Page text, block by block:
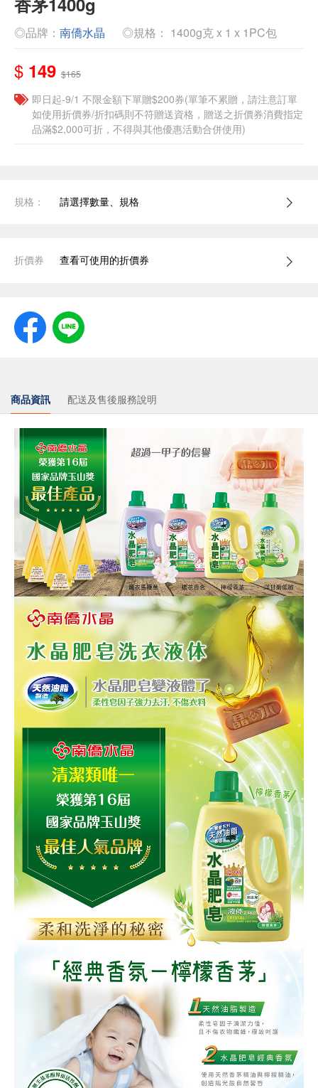
◎品牌： 南僑水晶 ◎規格： 1400g克 x 1 x 1PC包
$ 149 $165
即日起-9/1 不限金額下單贈$200券(單筆不累贈，請注意訂單
如使用折價券/折扣碼則不符贈送資格，贈送之折價券消費指定
品滿$2,000可折，不得與其他優惠活動合併使用)
規格： 請選擇數量、規格
折價券 查看可使用的折價券
商品資訊 配送及售後服務說明